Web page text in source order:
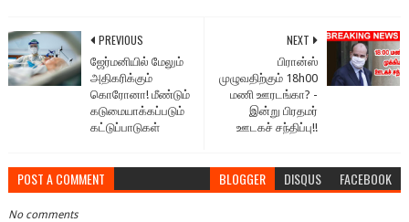
NEXT
பிரான்ஸ்
முழுவதிற்கும் 18h00
மணி ஊரடங்கா? -
இன்று பிரதமர்
ஊடகச் சந்திப்பு!!
PREVIOUS
ஜேர்மனியில் மேலும்
அதிகரிக்கும்
கொரோனா! மீண்டும்
கடுமையாக்கப்படும்
கட்டுப்பாடுகள்
POST A COMMENT BLOGGER DISQUS FACEBOOK
No comments